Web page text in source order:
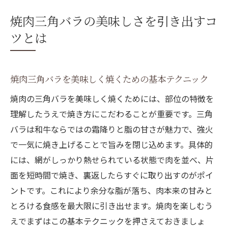
焼肉三角バラの美味しさを引き出すコ
ツとは
焼肉三角バラを美味しく焼くための基本テクニック
焼肉の三角バラを美味しく焼くためには、部位の特徴を
理解したうえで焼き方にこだわることが重要です。三角
バラは和牛ならではの霜降りと脂の甘さが魅力で、強火
で一気に焼き上げることで旨みを閉じ込めます。具体的
には、網がしっかり熱せられている状態で肉を並べ、片
面を短時間で焼き、裏返したらすぐに取り出すのがポイ
ントです。これにより余分な脂が落ち、肉本来の甘みと
とろける食感を最大限に引き出せます。焼肉を楽しむう
えでまずはこの基本テクニックを押さえておきましょ